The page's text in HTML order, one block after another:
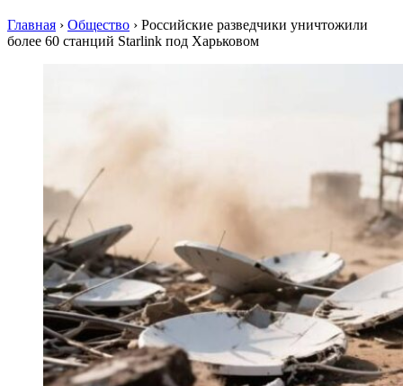
Главная › Общество › Российские разведчики уничтожили
более 60 станций Starlink под Харьковом